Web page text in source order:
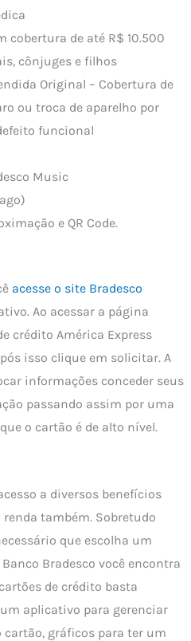
cobertura de até R$ 10.500
cônjuges e filhos
Original – Cobertura de
ou troca de aparelho por
funcional
Music
e QR Code.
acesse o site Bradesco
Ao acessar a página
crédito América Express
isso clique em solicitar. A
informações conceder seus
passando assim por uma
o cartão é de alto nível.
a diversos benefícios
também. Sobretudo
que escolha um
Bradesco você encontra
de crédito basta
aplicativo para gerenciar
gráficos para ter um